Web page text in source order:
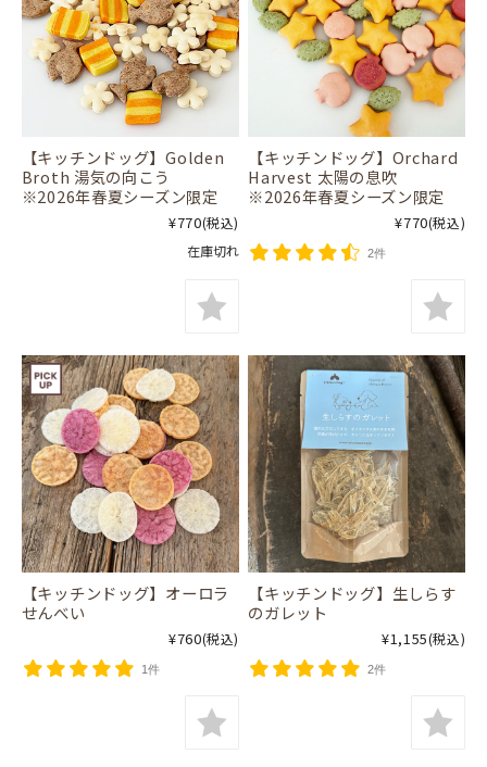
【キッチンドッグ】Golden
Broth 湯気の向こう
※2026年春夏シーズン限定
¥770(税込)
在庫切れ
【キッチンドッグ】Orchard
Harvest 太陽の息吹
※2026年春夏シーズン限定
¥770(税込)
2件
【キッチンドッグ】オーロラ
せんべい
¥760(税込)
1件
【キッチンドッグ】生しらす
のガレット
¥1,155(税込)
2件